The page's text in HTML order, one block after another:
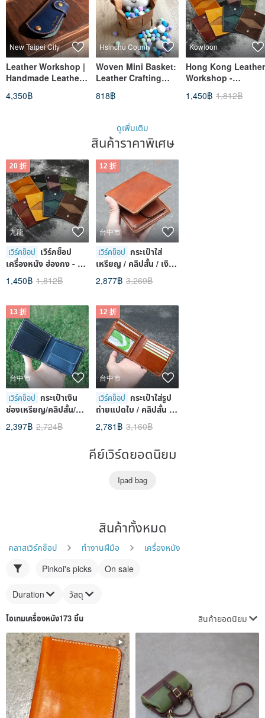
New Taipei City
Leather Workshop |
Handmade Leather
New Taipei | DIY
4,350฿
Hsinchu County
Woven Mini Basket:
Leather Crafting
Beginner Friendly -
818฿
Kowloon
Hong Kong Leather
Workshop -
Holder - Italian
1,450฿ 1,812฿
ดูเพิ่มเติม
สินค้าราคาพิเศษ
20 折
九龍
เวิร์คช็อป เวิร์กช็อป
เครื่องหนัง ฮ่องกง - ที่
ใส่บัตรพับ - ที่ใส่บัตร
หนังแท้จากอิตาลี -
1,450฿ 1,812฿
13 折
台中市
เวิร์คช็อป กระเป๋าเงิน
ช่องเหรียญ/คลิปสั้น/
เงิน/กระเป๋าเงิน
[ประสบการณ์ปั๊มร้อน/
2,397฿ 2,724฿
12 折
台中市
เวิร์คช็อป กระเป๋าใส่
เหรียญ / คลิปสั้น / เงิน/
กระเป๋าเงิน [หนังย้อม
มือ / ประสบการณ์ปั๊ม
ไทจง
2,877฿ 3,269฿
12 折
台中市
เวิร์คช็อป กระเป๋าใส่รูป
ถ่ายแปดใบ / คลิปสั้น /
เงิน/ กระเป๋าเงิน [หนัง
ย้อมมือ / ประสบการณ์
ไทจง
2,781฿ 3,160฿
คีย์เวิร์ดยอดนิยม
Ipad bag
สินค้าทั้งหมด
คลาสเวิร์คช็อป ทำงานฝีมือ
เครื่องหนัง
Pinkoi's picks
On sale
Duration วัสดุ
ไอเทมเครื่องหนัง173 ชิ้น สินค้ายอดนิยม